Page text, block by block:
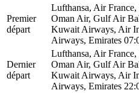
Premier
départ
Lufthansa, Air
Oman Air, Gulf Air
Kuwait Airways, Air
Airways, Emirates
Dernier
départ
Lufthansa, Air
Oman Air, Gulf Air
Kuwait Airways, Air
Airways, Emirates